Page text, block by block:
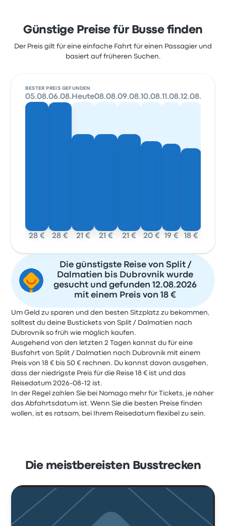
Günstige Preise für Busse finden
Der Preis gilt für eine einfache Fahrt für einen Passagier und
basiert auf früheren Suchen.
BESTER PREIS GEFUNDEN
05.08.
28 €
06.08.
28 €
Heute
21 €
08.08.
21 €
09.08.
21 €
10.08.
20 €
11.08.
19 €
12.08.
18 €
Die günstigste Reise von Split /
Dalmatien bis Dubrovnik wurde
gesucht und gefunden 12.08.2026
mit einem Preis von 18 €
Um Geld zu sparen und den besten Sitzplatz zu bekommen,
solltest du deine Bustickets von Split / Dalmatien nach
Dubrovnik so früh wie möglich kaufen.
Ausgehend von den letzten 2 Tagen kannst du für eine
Busfahrt von Split / Dalmatien nach Dubrovnik mit einem
Preis von 18 € bis 50 € rechnen. Du kannst davon ausgehen,
dass der niedrigste Preis für die Reise 18 € ist und das
Reisedatum 2026-08-12 ist.
In der Regel zahlen Sie bei Nomago mehr für Tickets, je näher
das Abfahrtsdatum ist. Wenn Sie die besten Preise finden
wollen, ist es ratsam, bei Ihrem Reisedatum flexibel zu sein.
Die meistbereisten Busstrecken